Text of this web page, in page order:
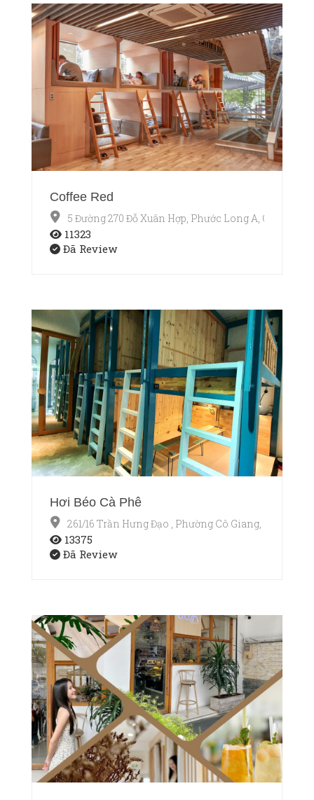
Coffee Red
5 Đường 270 Đỗ Xuân Hợp, Phước Long A, Q9
11323
Đã Review
Hơi Béo Cà Phê
261/16 Trần Hưng Đạo , Phường Cô Giang, Quận 1,
13375
Đã Review